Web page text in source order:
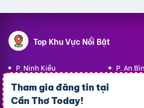
Tham gia đăng tin tại
Cần Thơ Today!
Top Khu Vực Nổi Bật
P. Ninh Kiều
P. An
P. Bình Thủy
P. Tân An